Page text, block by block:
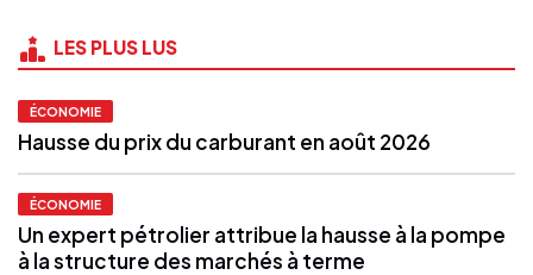
LES PLUS LUS
ÉCONOMIE
Hausse du prix du carburant en août 2026
ÉCONOMIE
Un expert pétrolier attribue la hausse à la pompe
à la structure des marchés à terme